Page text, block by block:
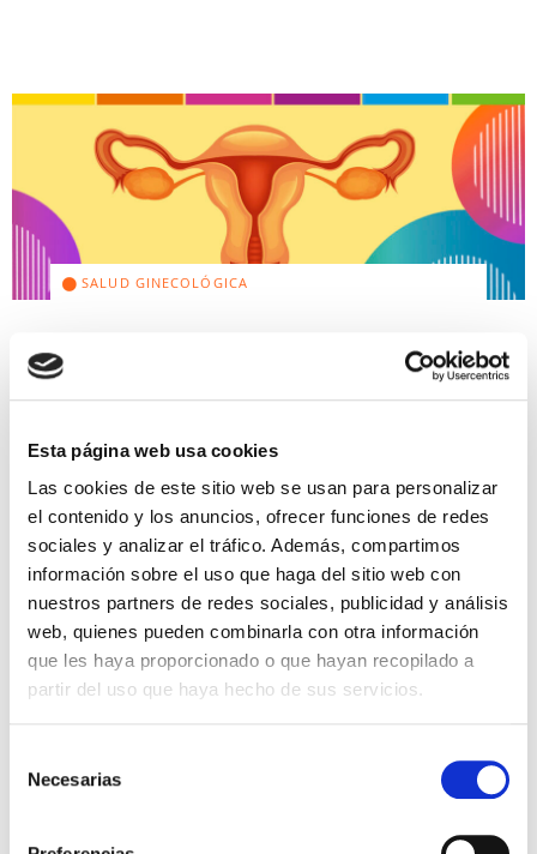
Esta página web usa cookies
Las cookies de este sitio web se usan para personalizar
el contenido y los anuncios, ofrecer funciones de redes
sociales y analizar el tráfico. Además, compartimos
información sobre el uso que haga del sitio web con
nuestros partners de redes sociales, publicidad y análisis
web, quienes pueden combinarla con otra información
que les haya proporcionado o que hayan recopilado a
partir del uso que haya hecho de sus servicios.
Necesarias
SALUD GINECOLÓGICA
Trompas de Falopio
obstruidas: causas,
Soluciones para ser madre
La obstrucción tubárica es una de las principales
causas de infertilidad. Las trompas uterinas o
trompas de Falopio son dos conductos u oviductos
que emergen de los cuernos uterinos y […]
Leer más >